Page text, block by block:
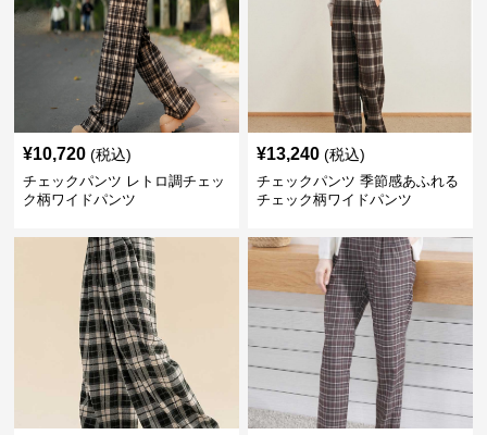
¥10,720 (税込)
チェックパンツ レトロ調チェッ
ク柄ワイドパンツ
¥13,240 (税込)
チェックパンツ 季節感あふれる
チェック柄ワイドパンツ